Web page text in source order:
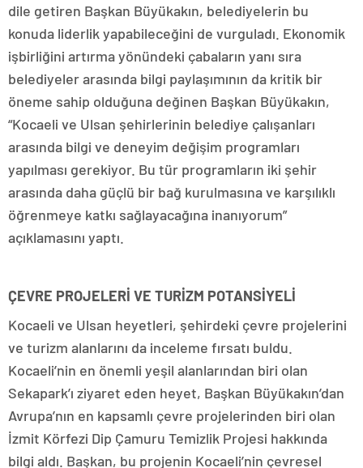
dile getiren Başkan Büyükakın, belediyelerin bu
konuda liderlik yapabileceğini de vurguladı. Ekonomik
işbirliğini artırma yönündeki çabaların yanı sıra
belediyeler arasında bilgi paylaşımının da kritik bir
öneme sahip olduğuna değinen Başkan Büyükakın,
“Kocaeli ve Ulsan şehirlerinin belediye çalışanları
arasında bilgi ve deneyim değişim programları
yapılması gerekiyor. Bu tür programların iki şehir
arasında daha güçlü bir bağ kurulmasına ve karşılıklı
öğrenmeye katkı sağlayacağına inanıyorum”
açıklamasını yaptı.
ÇEVRE PROJELERİ VE TURİZM POTANSİYELİ
Kocaeli ve Ulsan heyetleri, şehirdeki çevre projelerini
ve turizm alanlarını da inceleme fırsatı buldu.
Kocaeli’nin en önemli yeşil alanlarından biri olan
Sekapark’ı ziyaret eden heyet, Başkan Büyükakın’dan
Avrupa’nın en kapsamlı çevre projelerinden biri olan
İzmit Körfezi Dip Çamuru Temizlik Projesi hakkında
bilgi aldı. Başkan, bu projenin Kocaeli’nin çevresel